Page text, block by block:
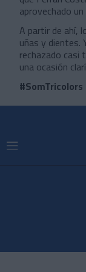
aprovechado
A partir de ahí,
uñas y dientes.
rechazado casi
una ocasión
#SomTricolors